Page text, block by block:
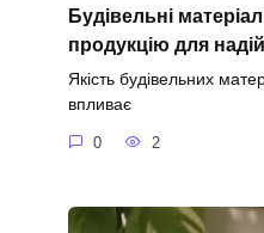
Будівельні
продукцію для
Якість будівельних
впливає
0 2